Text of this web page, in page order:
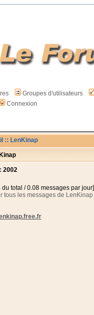
Groupes d'utilisateurs
Connexion
:: LenKinap
2002
du total / 0.08 messages par jour]
tous les messages de LenKinap